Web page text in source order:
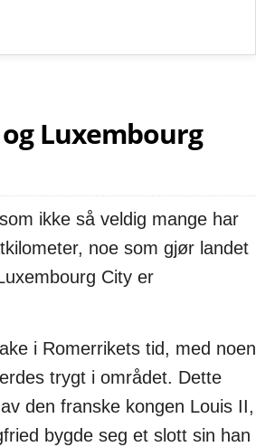
Luxembourg
ikke så veldig mange har
noe som gjør landet
City er
i Romerrikets tid, med noen
trygt i området. Dette
den franske kongen Louis II,
bygde seg et slott sin han